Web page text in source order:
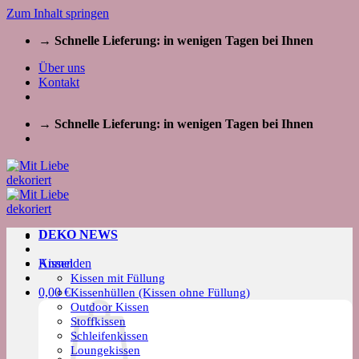
Zum Inhalt springen
→ Schnelle Lieferung: in wenigen Tagen bei Ihnen
Über uns
Kontakt
→ Schnelle Lieferung: in wenigen Tagen bei Ihnen
Kissen
Kissen mit Füllung
Kissenhüllen (Kissen ohne Füllung)
Outdoor Kissen
Stoffkissen
Schleifenkissen
Loungekissen
DEKO NEWS
Anmelden
0,00€